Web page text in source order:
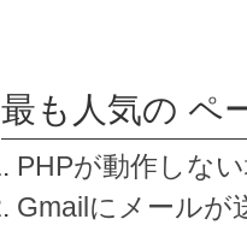
最も人気の ペ
PHPが動作しな
Gmailにメールが